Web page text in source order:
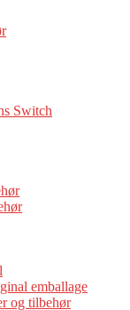
Switch
emballage
og tilbehør